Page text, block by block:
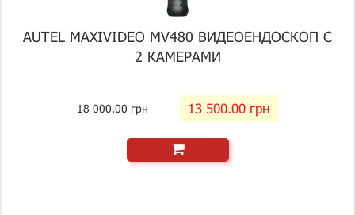
AUTEL MAXIVIDEO MV480 ВИДЕОЕНДОСКОП С
2 КАМЕРАМИ
18 000.00 грн 13 500.00 грн